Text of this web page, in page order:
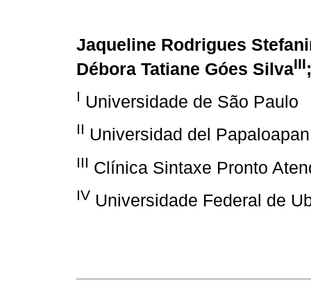
Jaqueline Rodrigues
Débora Tatiane Góes SilvaIII
I Universidade de São Paulo
II Universidad del Papaloapan
III Clínica Sintaxe Pronto
IV Universidade Federal de